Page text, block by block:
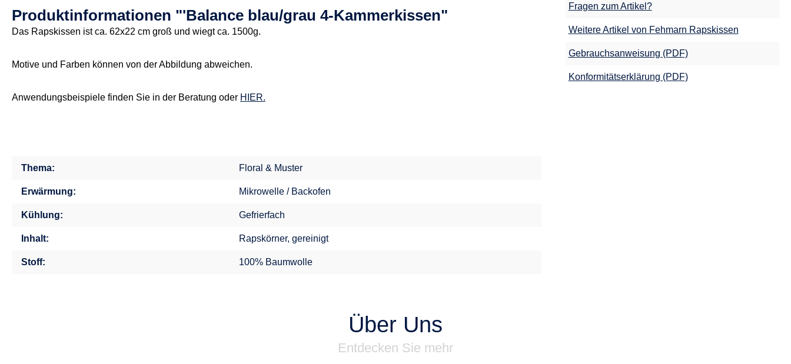
Produktinformationen "'Balance blau/grau 4-Kammerkissen"
Das Rapskissen ist ca. 62x22 cm groß und wiegt ca. 1500g.
Motive und Farben können von der Abbildung abweichen.
Anwendungsbeispiele finden Sie in der Beratung oder HIER.
Thema: Floral & Muster
Erwärmung: Mikrowelle / Backofen
Kühlung: Gefrierfach
Inhalt: Rapskörner, gereinigt
Stoff: 100% Baumwolle
Fragen zum Artikel?
Weitere Artikel von Fehmarn Rapskissen
Gebrauchsanweisung (PDF)
Konformitätserklärung (PDF)
Über Uns
Entdecken Sie mehr